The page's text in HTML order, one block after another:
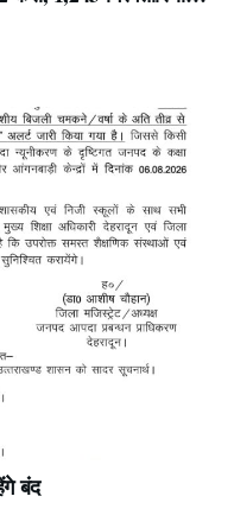
बंद